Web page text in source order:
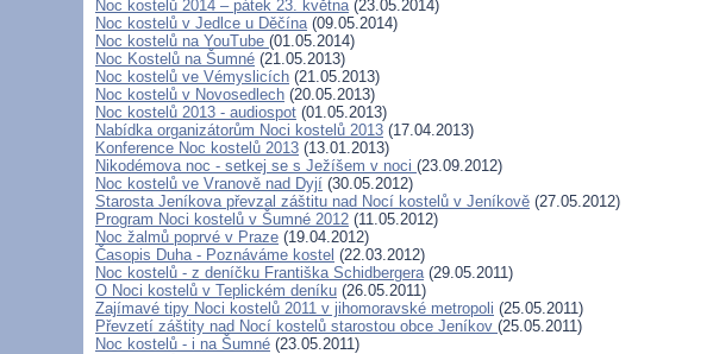
Noc kostelů 2014 – pátek 23. května(23.05.2014)
Noc kostelů v Jedlce u Děčína(09.05.2014)
Noc kostelů na YouTube (01.05.2014)
Noc Kostelů na Šumné (21.05.2013)
Noc kostelů ve Vémyslicích (21.05.2013)
Noc kostelů v Novosedlech (20.05.2013)
Noc kostelů 2013 - audiospot (01.05.2013)
Nabídka organizátorům Noci kostelů 2013 (17.04.2013)
Konference Noc kostelů 2013 (13.01.2013)
Nikodémova noc - setkej se s Ježíšem v noci (23.09.2012)
Noc kostelů ve Vranově nad Dyjí (30.05.2012)
Starosta Jeníkova převzal záštitu nad Nocí kostelů v Jeníkově (27.05.2012)
Program Noci kostelů v Šumné 2012 (11.05.2012)
Noc žalmů poprvé v Praze (19.04.2012)
Časopis Duha - Poznáváme kostel (22.03.2012)
Noc kostelů - z deníčku Františka Schidbergera(29.05.2011)
O Noci kostelů v Teplickém deníku (26.05.2011)
Zajímavé tipy Noci kostelů 2011 v jihomoravské metropoli (25.05.2011)
Převzetí záštity nad Nocí kostelů starostou obce Jeníkov (25.05.2011)
Noc kostelů - i na Šumné (23.05.2011)